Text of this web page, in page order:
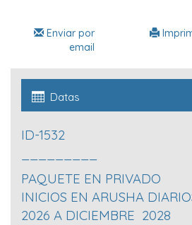
Enviar por
email
Datas
ID-1532
PAQUETE EN PRIVADO
INICIOS EN ARUSHA
2026 A DICIEMBRE 2028